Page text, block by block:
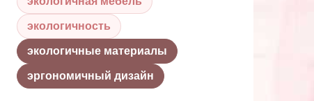
экологичность
экологичные материалы
эргономичный дизайн